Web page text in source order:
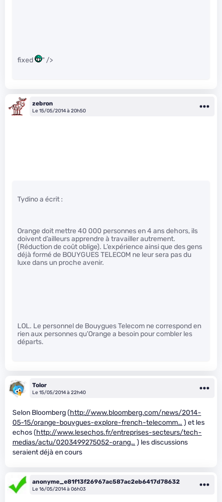
fixed " />
zebron
Le 15/05/2014 à 20h50
Tydino a écrit :
Orange doit mettre 40 000 personnes en 4 ans dehors, ils
doivent d’ailleurs apprendre à travailler autrement.
(Réduction de coût oblige). L’expérience ainsi que des gens
déjà formé de BOUYGUES TELECOM ne leur sera pas du
luxe dans un proche avenir.
LOL. Le personnel de Bouygues Telecom ne correspond en
rien aux personnes qu’Orange a besoin pour combler les
départs.
Tolor
Le 15/05/2014 à 22h40
Selon Bloomberg (http://www.bloomberg.com/news/2014-
05-15/orange-bouygues-explore-french-telecomm… ) et les
echos (http://www.lesechos.fr/entreprises-secteurs/tech-
medias/actu/0203499275052-orang… ) les discussions
seraient déjà en cours
anonyme_e81f13f26967ac587ac2eb6417d78632
Le 16/05/2014 à 06h03